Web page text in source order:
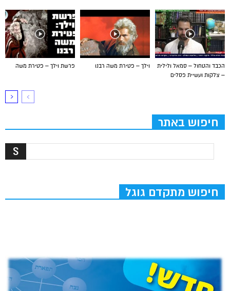
פרשת וילך – פטירת משה וילך – פטירת משה רבנו
הכבד והטחול – סמאל ולילית
– צלקות ועשיית פסלים
חיפוש באתר
חיפוש מתקדם גוגל